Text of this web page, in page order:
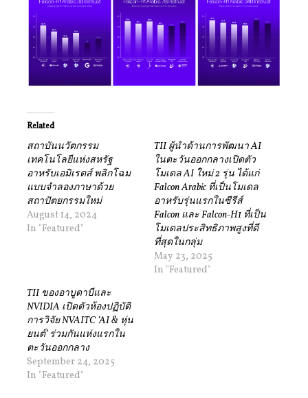
Related
สถาบันนวัตกรรม
เทคโนโลยีแห่งสหรัฐ
อาหรับเอมิเรตส์ พลิกโฉม
แบบจำลองภาษาด้วย
สถาปัตยกรรมใหม่
August 14, 2024
In "Featured"
TII ผู้นำด้านการพัฒนา AI
ในตะวันออกกลางเปิดตัว
โมเดล AI ใหม่ 2 รุ่น ได้แก่
Falcon Arabic ที่เป็นโมเดล
อาหรับรุ่นแรกในซีรีส์
Falcon และ Falcon-H1 ที่เป็น
โมเดลประสิทธิภาพสูงที่ดี
ที่สุดในกลุ่ม
May 23, 2025
In "Featured"
TII ของอาบูดาบีและ
NVIDIA เปิดตัวห้องปฏิบัติ
การวิจัย NVAITC ‘AI & หุ่น
ยนต์’ ร่วมกันแห่งแรกใน
ตะวันออกกลาง
September 24, 2025
In "Featured"